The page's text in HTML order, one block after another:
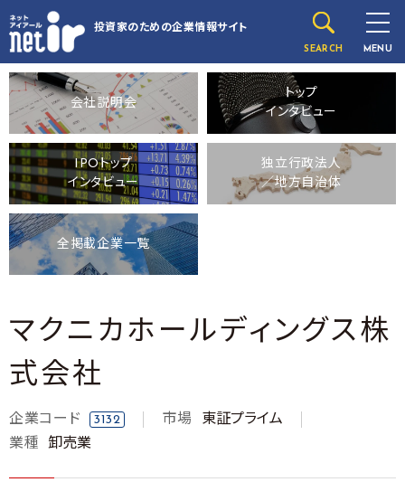
投資家のための企業情報サイト
SEARCH MENU
会社説明会
トップ
インタビュー
IPOトップ
インタビュー
独立行政法人
／地方自治体
全掲載企業一覧
マクニカホールディングス株
式会社
企業コード 3132 市場
東証プライム
業種
卸売業